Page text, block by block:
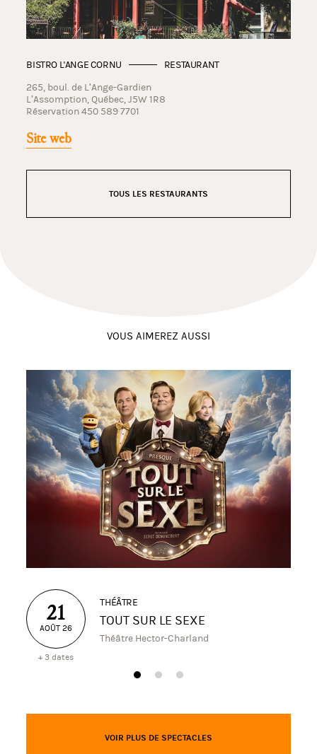
BISTRO L'ANGE CORNU
RESTAURANT
265, boul. de L’Ange-Gardien
L’Assomption, Québec, J5W 1R8
Réservation 450 589 7701
Site web
TOUS LES RESTAURANTS
VOUS AIMEREZ AUSSI
21
AOÛT 26
+ 3 dates
THÉÂTRE
TOUT SUR LE SEXE
Théâtre Hector-Charland
VOIR PLUS DE SPECTACLES